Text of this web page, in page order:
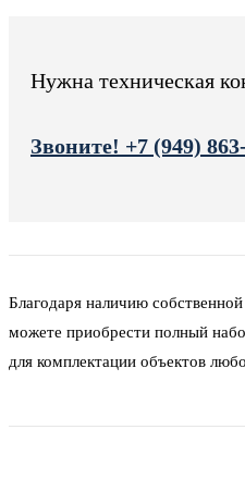
Нужна техническая
Звоните! +7 (949)
Благодаря наличию
можете приобрести полный
для комплектации объектов